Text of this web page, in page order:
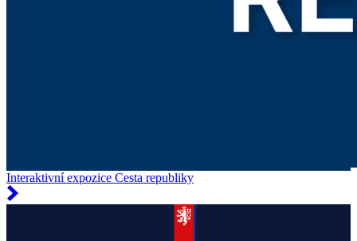
Interaktivní expozice Cesta republiky